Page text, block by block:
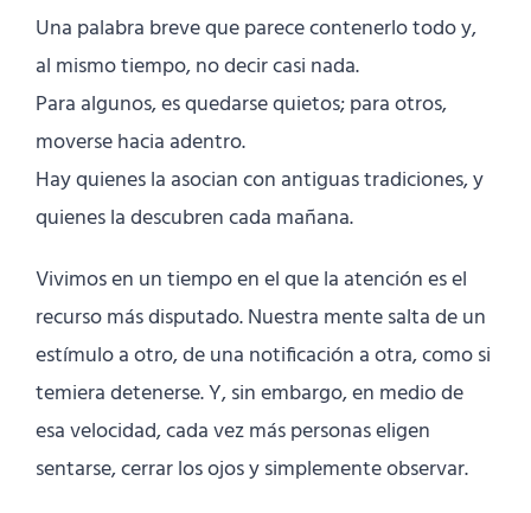
Una palabra breve que parece contenerlo todo y,
al mismo tiempo, no decir casi nada.
Para algunos, es quedarse quietos; para otros,
moverse hacia adentro.
Hay quienes la asocian con antiguas tradiciones, y
quienes la descubren cada mañana.
Vivimos en un tiempo en el que la atención es el
recurso más disputado. Nuestra mente salta de un
estímulo a otro, de una notificación a otra, como si
temiera detenerse. Y, sin embargo, en medio de
esa velocidad, cada vez más personas eligen
sentarse, cerrar los ojos y simplemente observar.